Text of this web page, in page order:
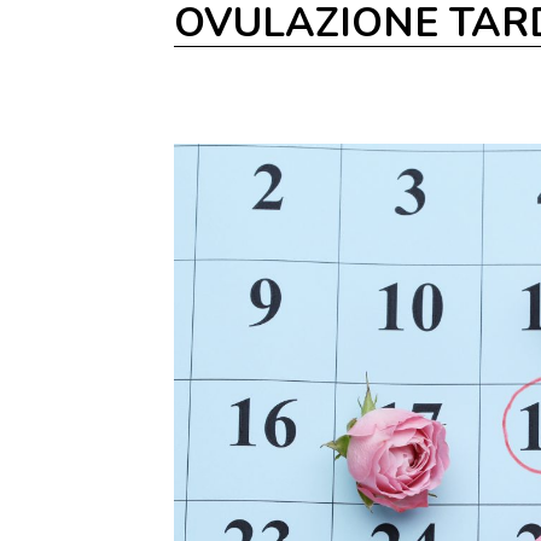
OVULAZIONE